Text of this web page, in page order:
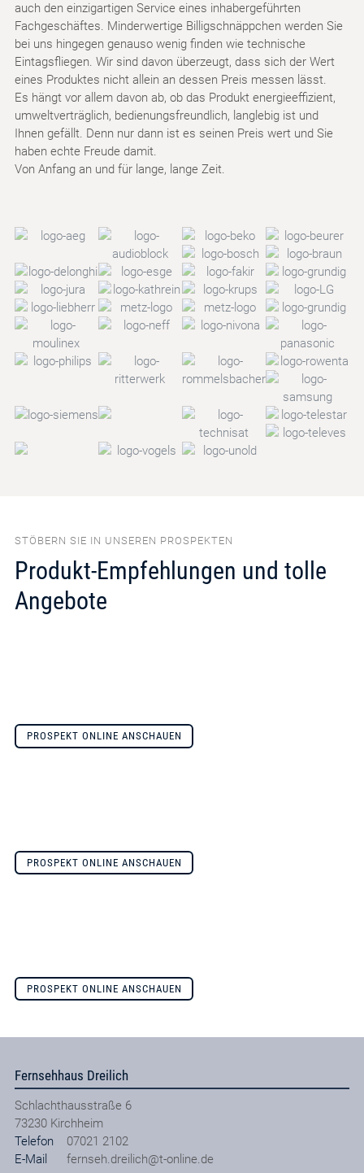
auch den einzigartigen Service eines inhabergeführten
Fachgeschäftes. Minderwertige Billigschnäppchen werden Sie
bei uns hingegen genauso wenig finden wie technische
Eintagsfliegen. Wir sind davon überzeugt, dass sich der Wert
eines Produktes nicht allein an dessen Preis messen lässt.
Es hängt vor allem davon ab, ob das Produkt energieeffizient,
umweltverträglich, bedienungsfreundlich, langlebig ist und
Ihnen gefällt. Denn nur dann ist es seinen Preis wert und Sie
haben echte Freude damit.
Von Anfang an und für lange, lange Zeit.
STÖBERN SIE IN UNSEREN PROSPEKTEN
Produkt-Empfehlungen und tolle
Angebote
PROSPEKT ONLINE ANSCHAUEN
PROSPEKT ONLINE ANSCHAUEN
PROSPEKT ONLINE ANSCHAUEN
Fernsehhaus Dreilich
Schlachthausstraße 6
73230 Kirchheim
Telefon
07021 2102
E-Mail
fernseh.dreilich@t-online.de